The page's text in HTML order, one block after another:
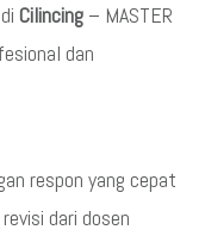
Cilincing – MASTER
dan
respon yang cepat
dari dosen